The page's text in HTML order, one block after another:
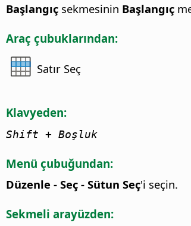
Başlangıç sekmesinin Başlangıç
Araç çubuklarından:
Satır Seç
Klavyeden:
Shift + Boşluk
Menü çubuğundan:
Düzenle - Seç - Sütun Seç'i seçin.
Sekmeli arayüzden: